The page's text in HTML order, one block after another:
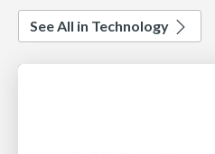
See All in Technology